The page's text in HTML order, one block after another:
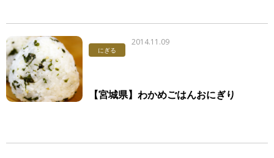
にぎる
2014.11.09
【宮城県】わかめごはんおにぎり